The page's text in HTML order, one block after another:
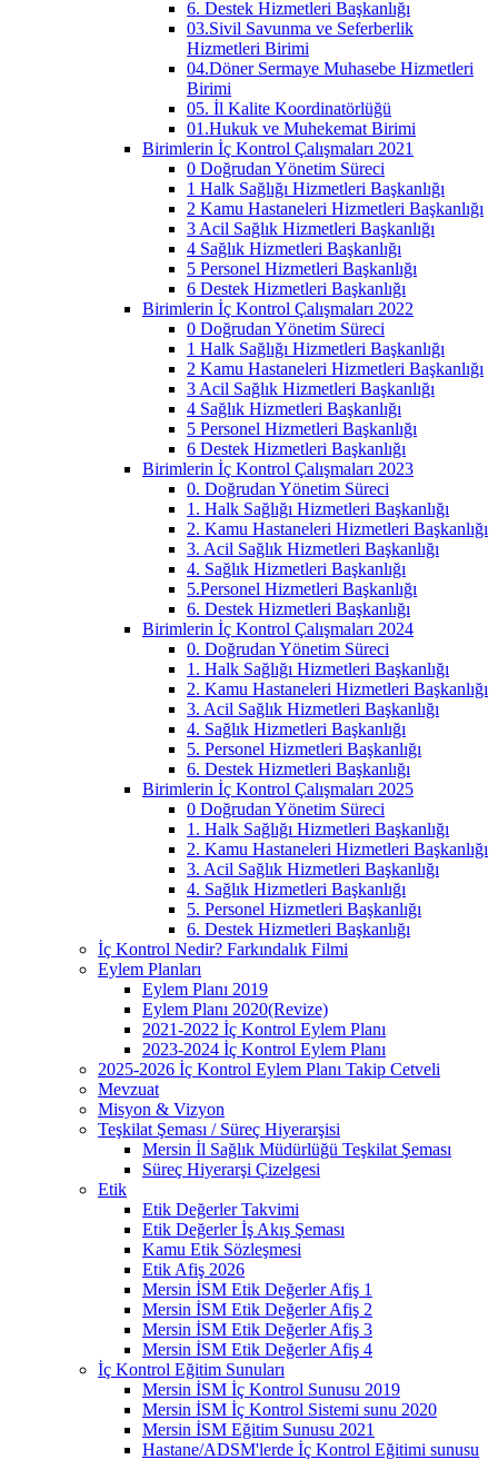
6. Destek Hizmetleri Başkanlığı
03.Sivil Savunma ve Seferberlik
Hizmetleri Birimi
04.Döner Sermaye Muhasebe Hizmetleri
Birimi
05. İl Kalite Koordinatörlüğü
01.Hukuk ve Muhekemat Birimi
Birimlerin İç Kontrol Çalışmaları 2021
0 Doğrudan Yönetim Süreci
1 Halk Sağlığı Hizmetleri Başkanlığı
2 Kamu Hastaneleri Hizmetleri Başkanlığı
3 Acil Sağlık Hizmetleri Başkanlığı
4 Sağlık Hizmetleri Başkanlığı
5 Personel Hizmetleri Başkanlığı
6 Destek Hizmetleri Başkanlığı
Birimlerin İç Kontrol Çalışmaları 2022
0 Doğrudan Yönetim Süreci
1 Halk Sağlığı Hizmetleri Başkanlığı
2 Kamu Hastaneleri Hizmetleri Başkanlığı
3 Acil Sağlık Hizmetleri Başkanlığı
4 Sağlık Hizmetleri Başkanlığı
5 Personel Hizmetleri Başkanlığı
6 Destek Hizmetleri Başkanlığı
Birimlerin İç Kontrol Çalışmaları 2023
0. Doğrudan Yönetim Süreci
1. Halk Sağlığı Hizmetleri Başkanlığı
2. Kamu Hastaneleri Hizmetleri Başkanlığı
3. Acil Sağlık Hizmetleri Başkanlığı
4. Sağlık Hizmetleri Başkanlığı
5.Personel Hizmetleri Başkanlığı
6. Destek Hizmetleri Başkanlığı
Birimlerin İç Kontrol Çalışmaları 2024
0. Doğrudan Yönetim Süreci
1. Halk Sağlığı Hizmetleri Başkanlığı
2. Kamu Hastaneleri Hizmetleri Başkanlığı
3. Acil Sağlık Hizmetleri Başkanlığı
4. Sağlık Hizmetleri Başkanlığı
5. Personel Hizmetleri Başkanlığı
6. Destek Hizmetleri Başkanlığı
Birimlerin İç Kontrol Çalışmaları 2025
0 Doğrudan Yönetim Süreci
1. Halk Sağlığı Hizmetleri Başkanlığı
2. Kamu Hastaneleri Hizmetleri Başkanlığı
3. Acil Sağlık Hizmetleri Başkanlığı
4. Sağlık Hizmetleri Başkanlığı
5. Personel Hizmetleri Başkanlığı
6. Destek Hizmetleri Başkanlığı
İç Kontrol Nedir? Farkındalık Filmi
Eylem Planları
Eylem Planı 2019
Eylem Planı 2020(Revize)
2021-2022 İç Kontrol Eylem Planı
2023-2024 İç Kontrol Eylem Planı
2025-2026 İç Kontrol Eylem Planı Takip Cetveli
Mevzuat
Misyon & Vizyon
Teşkilat Şeması / Süreç Hiyerarşisi
Mersin İl Sağlık Müdürlüğü Teşkilat Şeması
Süreç Hiyerarşi Çizelgesi
Etik
Etik Değerler Takvimi
Etik Değerler İş Akış Şeması
Kamu Etik Sözleşmesi
Etik Afiş 2026
Mersin İSM Etik Değerler Afiş 1
Mersin İSM Etik Değerler Afiş 2
Mersin İSM Etik Değerler Afiş 3
Mersin İSM Etik Değerler Afiş 4
İç Kontrol Eğitim Sunuları
Mersin İSM İç Kontrol Sunusu 2019
Mersin İSM İç Kontrol Sistemi sunu 2020
Mersin İSM Eğitim Sunusu 2021
Hastane/ADSM'lerde İç Kontrol Eğitimi sunusu